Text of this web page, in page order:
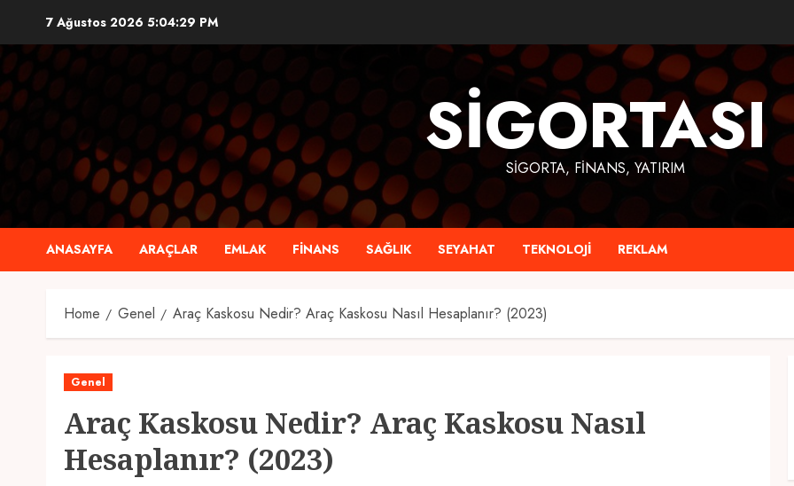
content
7 Ağustos 2026 5:04:30 PM
SIGORTASI
SIGORTA, FINANS, YATIRIM
ANASAYFA ARAÇLAR EMLAK FINANS SAĞLIK SEYAHAT TEKNOLOJI REKLAM
Home Genel Araç Kaskosu Nedir? Araç Kaskosu Nasıl Hesaplanır? (2023)
Genel
Araç Kaskosu Nedir? Araç Kaskosu Nasıl
Hesaplanır? (2023)